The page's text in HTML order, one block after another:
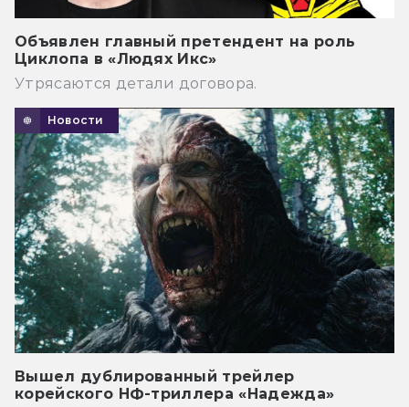
Объявлен главный претендент на роль
Циклопа в «Людях Икс»
Утрясаются детали договора.
Новости
Вышел дублированный трейлер
корейского НФ-триллера «Надежда»